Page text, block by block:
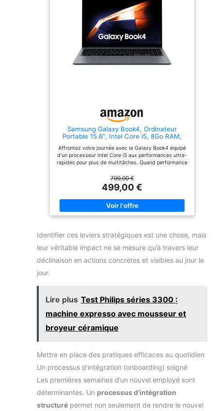
EB2094W (Marketing
Name) est animé par un
processeur Intel Core i5-
120U (Sales Model Name),
offrant une fréquence de
base de 1,4 GHz et
pouvant atteindre jusqu'à
5,0 GHz en mode Turbo
14 X1404VA-EB2094W
une excellente capacité
multitâche. Vous pouvez
applications
simultanément sans perte
de performance. Son
Immersive : L'écran de 14
Vivobook 14 X1404VA-
Name) offre une résolution
16:9, idéale pour profiter
de vos contenus
multimédias avec une
grande clarté et des
type IPS offre des angles
fidèle avec une couverture
de 45% de l'espace
colorimétrique NTSC.
Connectivité Complète et
Moderne : L'ASUS
Vivobook 14 X1404VA-
connectivité sans fil Wi-Fi
5.2, vous permettant de
profiter d'une connexion
internet rapide et stable
ainsi que d'une
compatibilité étendue
avec vos périphériques
silencieux, écran Full-HD,
16 Go de RAM DDR4,
webcam, HDMI, prise
casque, microphone, USB
3.0 Windows 11 Prof. 64
installé avec tous les
pilotes, ainsi qu'un pack
Microsoft Office en
Samsung Galaxy Book4, Ordinateur
Portable 15.6'', Intel Core i5, 8Go RAM,
Affrontez votre journée avec le Galaxy Book4 équipé
d'un processeur Intel Core i5 aux performances ultra-
rapides pour plus de multitâches. Quand performance
permettent de le déplacer facilement et de profiter
de son écran Full HD partout. Plus de ports, plus
d'appareils connectés : Avec un large éventail de
ports intégrés pour répondre à vos besoins de
connectivité, connectez vos appareils externes via
HDMI v1.4, deux ports USB-A et deux ports USB-C,
longue durée digne de confiance : Restez actif et
déplacement. Pour un coup de pouce rapide,
rechargez-le en un clin d'œil grâce au bloc de charge
45W léger et portable.
799,00 €
499,00 €
Identifier ces leviers stratégiques est une chose, mais
leur véritable impact ne se mesure qu’à travers leur
déclinaison en actions concrètes et visibles au jour le
jour.
Lire plus Test Philips séries 3300 :
machine expresso avec mousseur et
broyeur céramique
Mettre en place des pratiques efficaces au quotidien
Un processus d’intégration (onboarding) soigné
Les premières semaines d’un nouvel employé sont
déterminantes. Un processus d’intégration
structuré permet non seulement de rendre le nouvel